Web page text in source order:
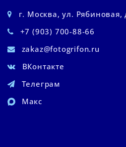
г. Москва, ул. Рябиновая,
+7 (903) 700-88-66
zakaz@fotogrifon.ru
ВКонтакте
Телеграм
Макс